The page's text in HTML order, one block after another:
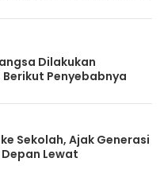
Dilakukan
Penyebabnya
Sekolah, Ajak Generasi
Lewat